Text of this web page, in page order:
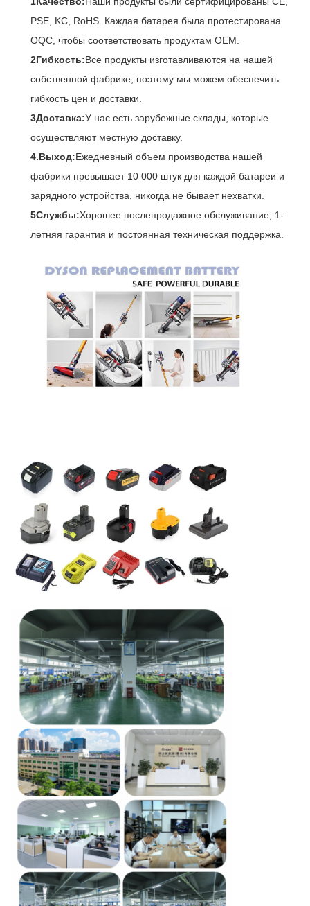
PSE, KC, RoHS. Каждая батарея была протестирована
OQC, чтобы соответствовать продуктам OEM.
2Гибкость:Все продукты изготавливаются на нашей
собственной фабрике, поэтому мы можем обеспечить
гибкость цен и доставки.
3Доставка:У нас есть зарубежные склады, которые
осуществляют местную доставку.
4.Выход:Ежедневный объем производства нашей
фабрики превышает 10 000 штук для каждой батареи и
зарядного устройства, никогда не бывает нехватки.
5Службы:Хорошее послепродажное обслуживание, 1-
летняя гарантия и постоянная техническая поддержка.